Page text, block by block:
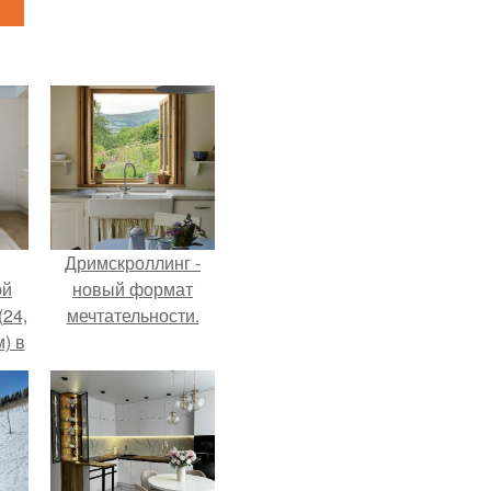
в
Дримскроллинг -
новый формат
мечтательности.